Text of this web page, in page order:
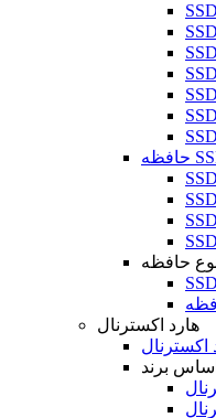
هارد اکسترنال
اکسترنال
برند